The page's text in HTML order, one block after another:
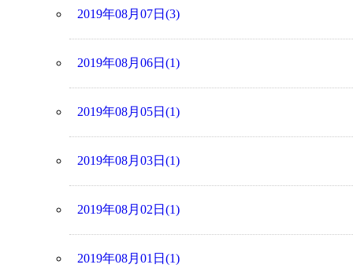
2019年08月07日(3)
2019年08月06日(1)
2019年08月05日(1)
2019年08月03日(1)
2019年08月02日(1)
2019年08月01日(1)